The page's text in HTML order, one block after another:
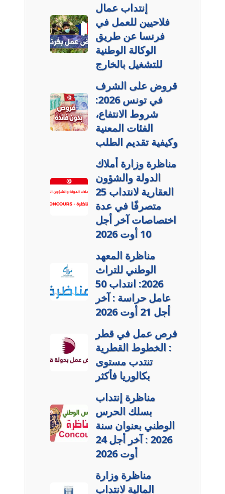
إنتداب عمال
فلاحيين للعمل في
فرنسا عن طريق
الوكالة الوطنية
للتشغيل بالخارج
قروض على الشرف
في تونس 2026:
شروط الانتفاع،
الفئات المعنية
وكيفية تقديم الطلب
مناظرة وزارة أملاك
الدولة والشؤون
العقارية لانتداب 25
متصرفًا في عدة
اختصاصات آخر أجل
10 أوت 2026
مناظرة المعهد
الوطني للتراث
2026: انتداب 50
عامل حراسة : آخر
أجل 21 أوت 2026
فرص عمل في قطر
: الخطوط القطرية
تنتدب مستوى
بكالوريا فأكثر
مناظرة إنتداب
بسلك الحرس
الوطني بعنوان سنة
2026 : آخر أجل 24
أوت 2026
مناظرة وزارة
المالية لانتداب